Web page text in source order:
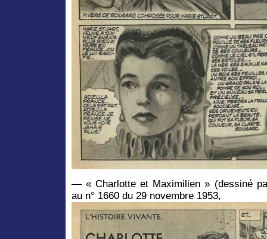
— « Charlotte et Maximilien » (dessiné
au n° 1660 du 29 novembre 1953,